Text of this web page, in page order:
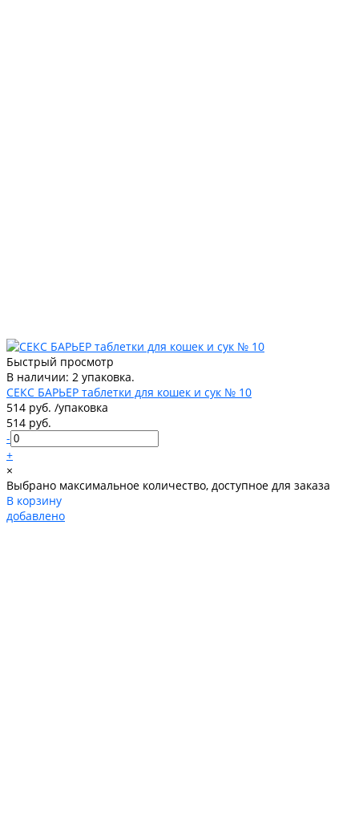
Быстрый просмотр
В наличии: 2 упаковка.
СЕКС БАРЬЕР таблетки для кошек и сук № 10
514 руб. /упаковка
514 руб.
-
+
×
Выбрано максимальное количество, доступное для заказа
В корзину
добавлено